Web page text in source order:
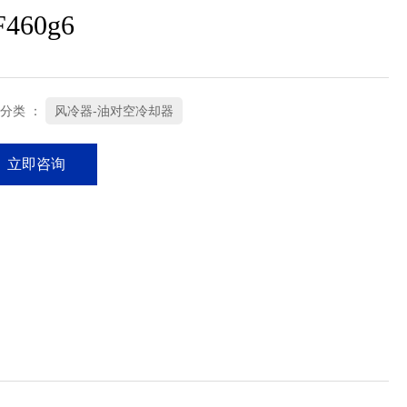
类 ： 风冷器-油对空冷却器
立即咨询